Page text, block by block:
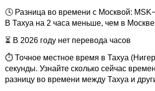
🕓 Разница во времени с Москвой:
В Тахуа на 2 часа меньше, чем в Москве
⏳ В 2026 году нет перевода часов
⏱ Точное местное время в Тахуа
секунды. Узнайте сколько сейчас
разницу во времени между Тахуа и